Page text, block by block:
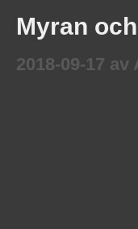
Myran
2018-09-17 av